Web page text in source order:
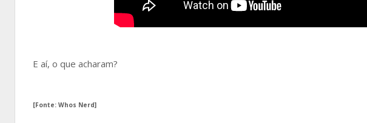
E aí, o que acharam?
[Fonte: Whos Nerd]